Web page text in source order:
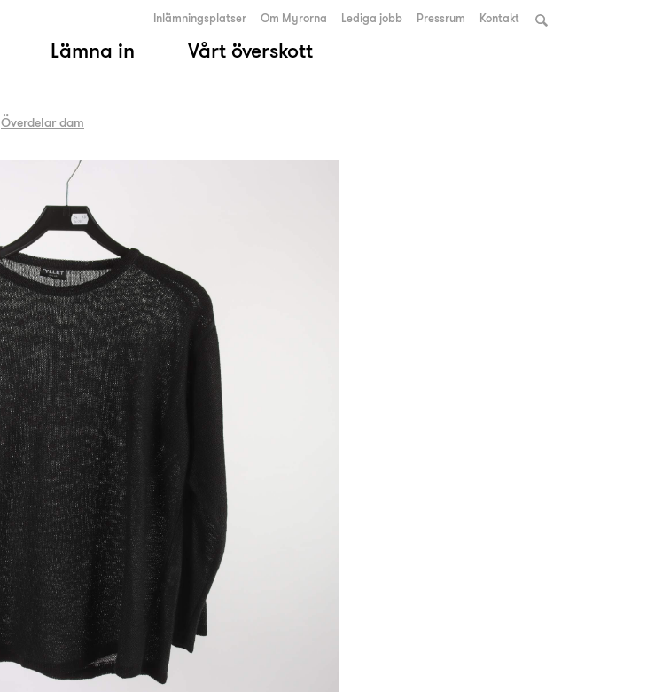
Lämna in Vårt överskott
Inlämningsplatser Om Myrorna Lediga jobb Pressrum Kontakt
Överdelar dam